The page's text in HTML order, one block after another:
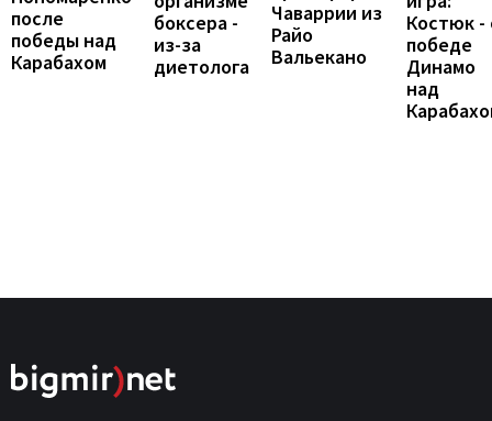
после
победы над
Карабахом
боксера -
из-за
диетолога
Чаваррии из
Райо
Вальекано
Костюк -
победе
Динамо
над